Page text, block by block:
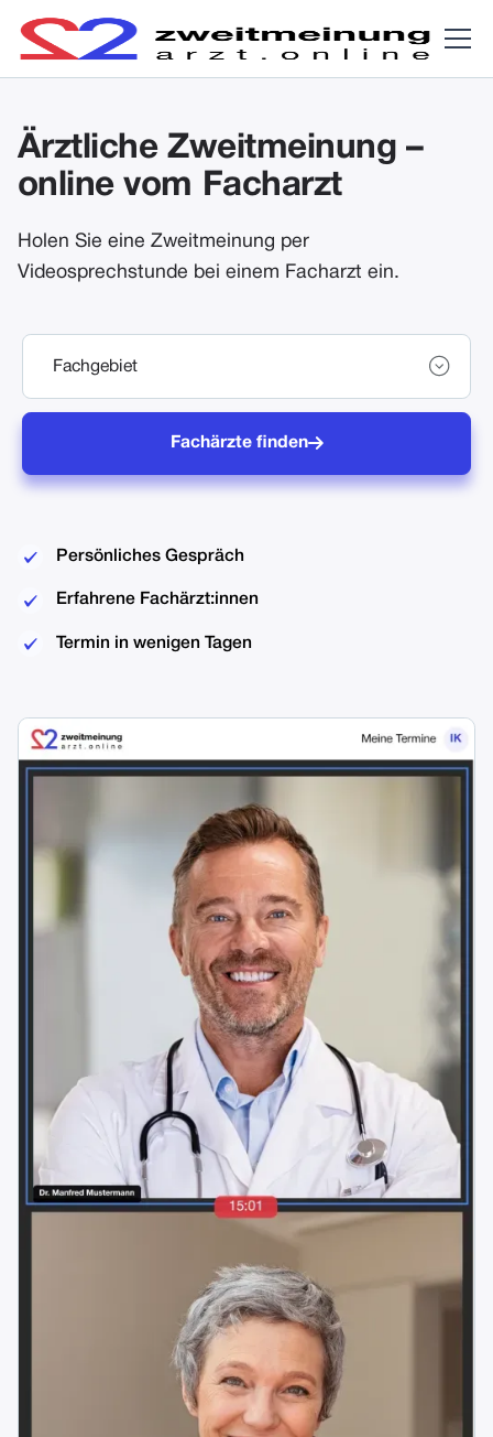
Ärztliche Zweitmeinung –
online vom Facharzt
Holen Sie eine Zweitmeinung per
Videosprechstunde bei einem Facharzt ein.
Fachärzte finden
Persönliches Gespräch
Erfahrene Fachärzt:innen
Termin in wenigen Tagen